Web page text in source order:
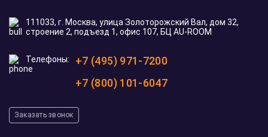
111033, г. Москва, улица Золоторожский Вал, дом 32,
строение 2, подъезд 1, офис 107, БЦ AU-ROOM
Телефоны:
+7 (495) 971-7200
+7 (800) 101-6047
Заказать звонок